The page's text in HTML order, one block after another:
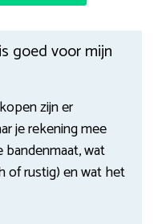
goed voor mijn
zijn er
je rekening mee
wat
of rustig) en wat het